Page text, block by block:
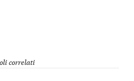
correlati